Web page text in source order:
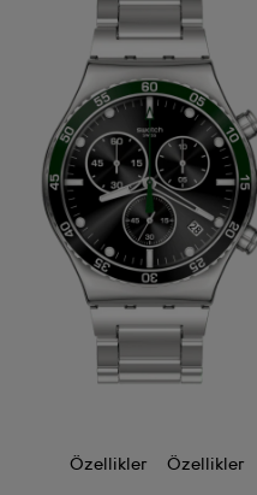
Özellikler Özellikler